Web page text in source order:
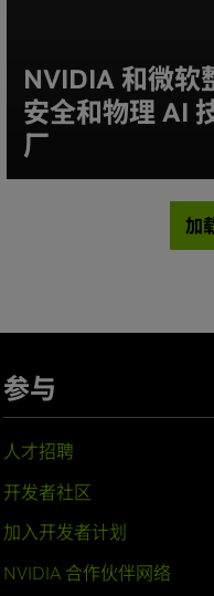
NVIDIA 和微软
安全和物理 AI
厂
加
参与
人才招聘
开发者社区
加入开发者计划
NVIDIA 合作伙伴网络